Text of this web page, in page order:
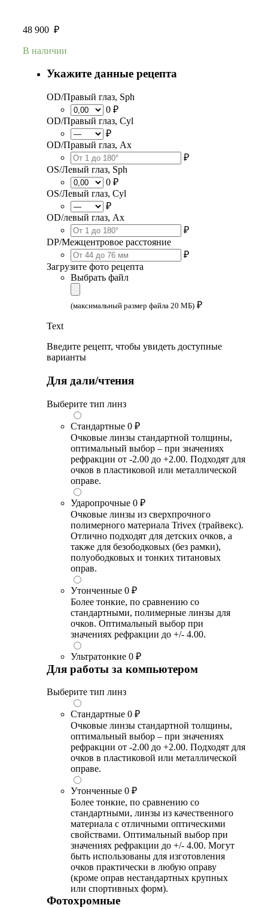
48 900 ₽
В наличии
Укажите данные рецепта
OD/Правый глаз, Sph
0 ₽
OD/Правый глаз, Cyl
₽
OD/Правый глаз, Ax
₽
OS/Левый глаз, Sph
0 ₽
OS/Левый глаз, Cyl
₽
OD/левый глаз, Ax
₽
DP/Межцентровое расстояние
₽
Загрузите фото рецепта
Выбрать файл
(максимальный размер файла 20 МБ) ₽
Text
Введите рецепт, чтобы увидеть доступные
варианты
Для дали/чтения
Выберите тип линз
Стандартные 0 ₽
Очковые линзы стандартной толщины,
оптимальный выбор – при значениях
рефракции от -2.00 до +2.00. Подходят для
очков в пластиковой или металлической
оправе.
Ударопрочные 0 ₽
Очковые линзы из сверхпрочного
полимерного материала Trivex (трайвекс).
Отлично подходят для детских очков, а
также для безободковых (без рамки),
полуободковых и тонких титановых
оправ.
Утонченные 0 ₽
Более тонкие, по сравнению со
стандартными, полимерные линзы для
очков. Оптимальный выбор при
значениях рефракции до +/- 4.00.
Ультратонкие 0 ₽
Для работы за компьютером
Выберите тип линз
Стандартные 0 ₽
Очковые линзы стандартной толщины,
оптимальный выбор – при значениях
рефракции от -2.00 до +2.00. Подходят для
очков в пластиковой или металлической
оправе.
Утонченные 0 ₽
Более тонкие, по сравнению со
стандартными, линзы из качественного
материала с отличными оптическими
свойствами. Оптимальный выбор при
значениях рефракции до +/- 4.00. Могут
быть использованы для изготовления
очков практически в любую оправу
(кроме оправ нестандартных крупных
или спортивных форм).
Фотохромные